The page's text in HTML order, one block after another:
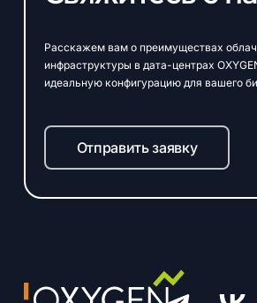
Расскажем вам о преимуществах
инфраструктуры в дата-центрах
идеальную конфигурацию для вашего
Отправить заявку